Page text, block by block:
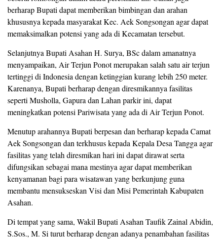
berharap Bupati dapat memberikan bimbingan dan arahan
khususnya kepada masyarakat Kec. Aek Songsongan agar dapat
memaksimalkan potensi yang ada di Kecamatan tersebut.
Selanjutnya Bupati Asahan H. Surya, BSc dalam amanatnya
menyampaikan, Air Terjun Ponot merupakan salah satu air terjun
tertinggi di Indonesia dengan ketinggian kurang lebih 250 meter.
Karenanya, Bupati berharap dengan diresmikannya fasilitas
seperti Musholla, Gapura dan Lahan parkir ini, dapat
meningkatkan potensi Pariwisata yang ada di Air Terjun Ponot.
Menutup arahannya Bupati berpesan dan berharap kepada Camat
Aek Songsongan dan terkhusus kepada Kepala Desa Tangga agar
fasilitas yang telah diresmikan hari ini dapat dirawat serta
difungsikan sebagai mana mestinya agar dapat memberikan
kenyamanan bagi para wisatawan yang berkunjung guna
membantu mensukseskan Visi dan Misi Pemerintah Kabupaten
Asahan.
Di tempat yang sama, Wakil Bupati Asahan Taufik Zainal Abidin,
S.Sos., M. Si turut berharap dengan adanya penambahan fasilitas